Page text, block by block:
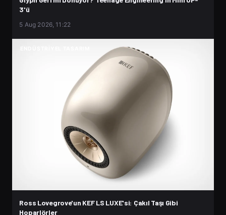
3'ü
5 Aug 2026, 11:22
Ross Lovegrove'un KEF LS LUXE'si: Çakıl Taşı Gibi
Hoparlörler